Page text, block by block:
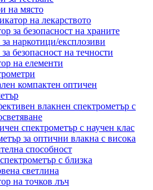
на място
на лекарството
за безопасност на храните
за наркотици/експлозиви
безопасност на течности
на елементи
компактен оптичен
влакнен спектрометър с
спектрометър с научен клас
за оптични влакна с висока
способност
с близка
светлина
на точков лъч